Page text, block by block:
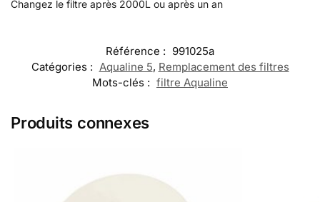
Changez le filtre après 2000L ou après un an
Référence : 991025a
Catégories : Aqualine 5, Remplacement des filtres
Mots-clés : filtre Aqualine
Produits connexes